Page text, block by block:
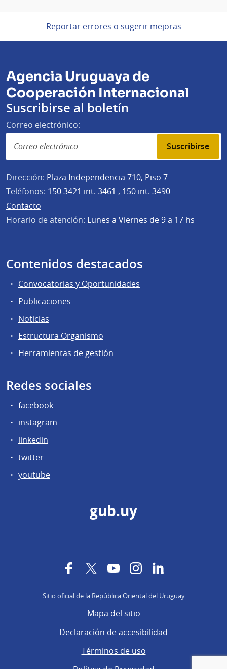
Reportar errores o sugerir mejoras
Agencia Uruguaya de
Cooperación Internacional
Suscribirse al boletín
Correo electrónico:
Suscribirse
Dirección: Plaza Independencia 710, Piso 7
Teléfonos: 150 3421 int. 3461 , 150 int. 3490
Contacto
Horario de atención: Lunes a Viernes de 9 a 17 hs
Contenidos destacados
Convocatorias y Oportunidades
Publicaciones
Noticias
Estructura Organismo
Herramientas de gestión
Redes sociales
facebook
instagram
linkedin
twitter
youtube
gub.uy
FacebookTwitterYouTubeInstagram
Sitio oficial de la República Oriental del Uruguay
Mapa del sitio
Declaración de accesibilidad
Términos de uso